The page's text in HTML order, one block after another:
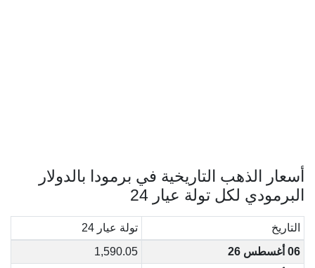
أسعار الذهب التاريخية في برمودا بالدولار
البرمودي لكل تولة عيار 24
التاريخ
تولة عيار 24
06 أغسطس 26
1,590.05